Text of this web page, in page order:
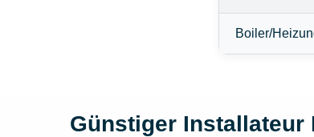
Boiler/
Günstiger Installateur